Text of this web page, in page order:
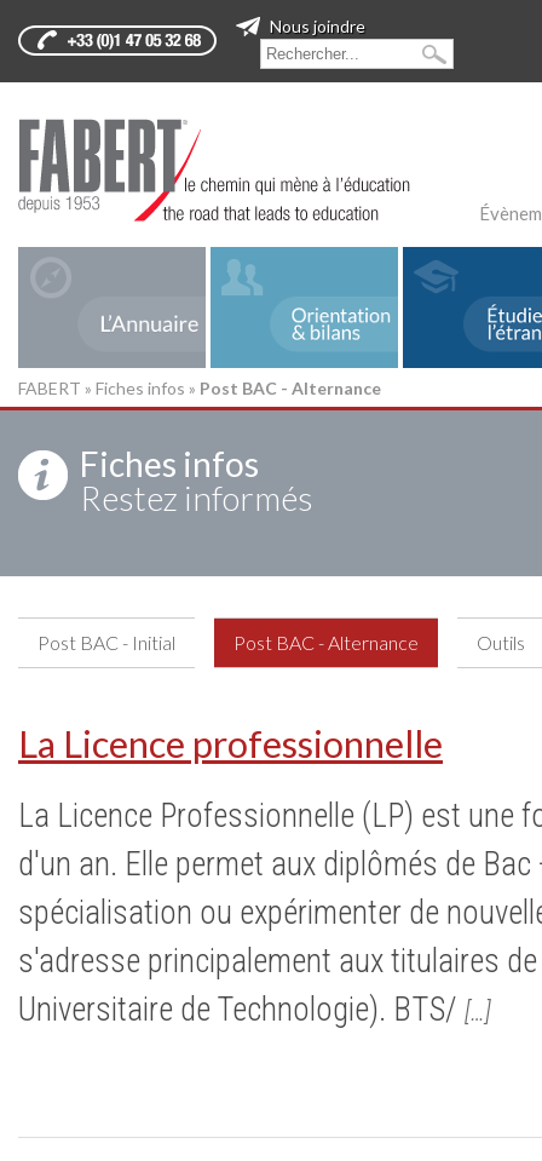
Nous joindre
FABERT » Fiches infos » Post BAC - Alternance
Fiches infos
Restez informés
Post BAC - Initial Post BAC - Alternance Outils
La Licence professionnelle
La Licence Professionnelle (LP) est une
d'un an. Elle permet aux diplômés de
spécialisation ou expérimenter de
s'adresse principalement aux titulaires
Universitaire de Technologie). BTS/ […]